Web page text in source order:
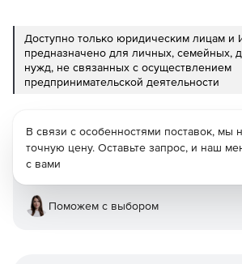
Доступно только юридическим лицам и
предназначено для личных, семейных,
нужд, не связанных с осуществлением
предпринимательской деятельности
В связи с особенностями поставок, мы
точную цену. Оставьте запрос, и наш
с вами
Поможем с выбором